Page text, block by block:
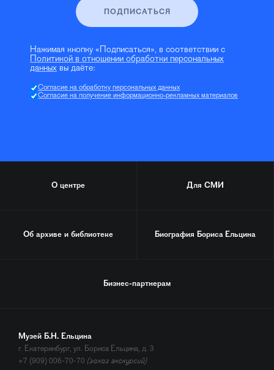
ПОДПИСАТЬСЯ
Нажимая кнопку «Подписаться», в соответствии с
Политикой в отношении обработки персональных
данных вы даёте:
Согласие на обработку персональных данных
Согласие на получение информационно-рекламных материалов
О центре Для СМИ
Об архиве и библиотеке Биография Бориса Ельцина
Бизнес-партнерам
Музей Б.Н. Ельцина
г. Екатеринбург, ул. Бориса Ельцина, д. 3
+7 (909) 006-70-70 (заказ экскурсий)